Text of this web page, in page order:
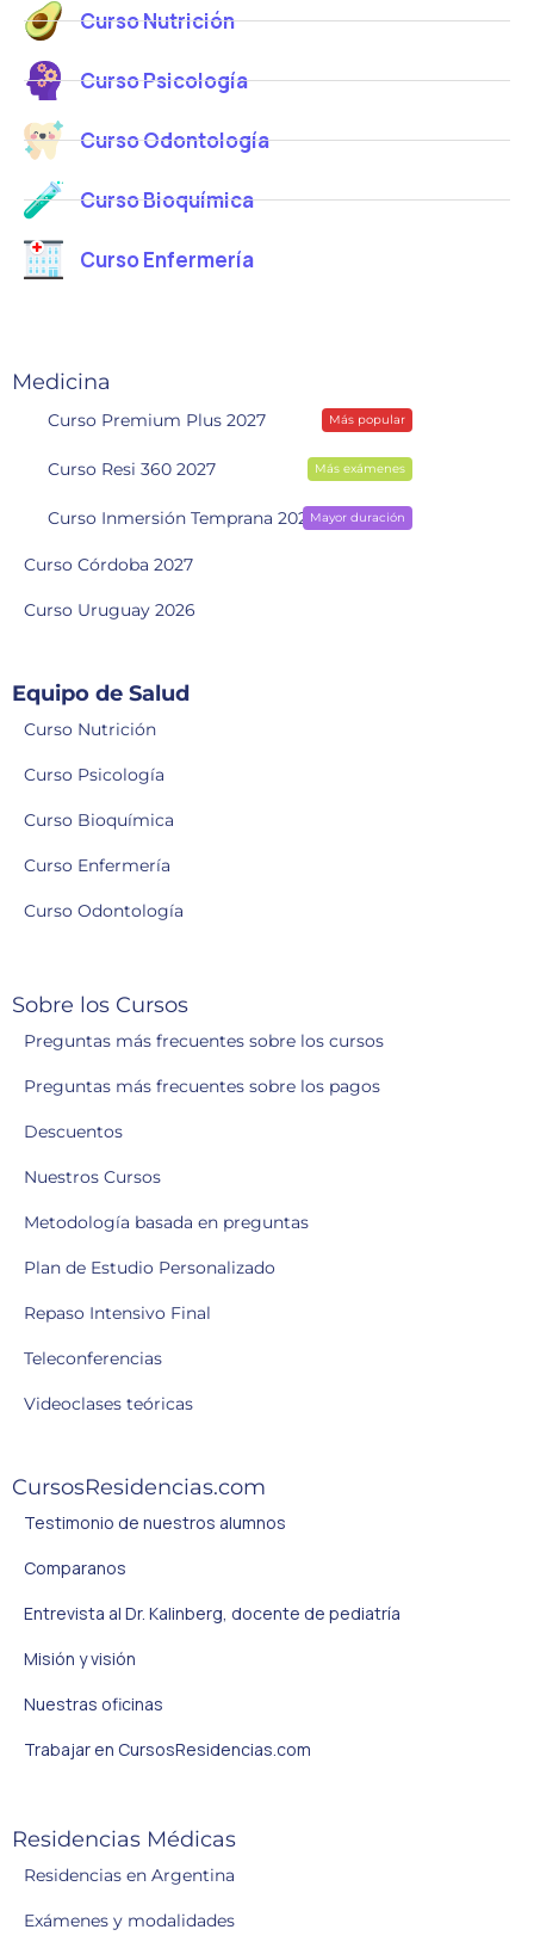
Curso Nutrición
Curso Psicología
Curso Odontología
Curso Bioquímica
Curso Enfermería
Medicina
Curso Premium Plus 2027 Más popular
Curso Resi 360 2027 Más exámenes
Curso Inmersión Temprana 2028Mayor duración
Curso Córdoba 2027
Curso Uruguay 2026
Equipo de Salud
Curso Nutrición
Curso Psicología
Curso Bioquímica
Curso Enfermería
Curso Odontología
Sobre los Cursos
Preguntas más frecuentes sobre los cursos
Preguntas más frecuentes sobre los pagos
Descuentos
Nuestros Cursos
Metodología basada en preguntas
Plan de Estudio Personalizado
Repaso Intensivo Final
Teleconferencias
Videoclases teóricas
CursosResidencias.com
Testimonio de nuestros alumnos
Comparanos
Entrevista al Dr. Kalinberg, docente de pediatría
Misión y visión
Nuestras oficinas
Trabajar en CursosResidencias.com
Residencias Médicas
Residencias en Argentina
Exámenes y modalidades